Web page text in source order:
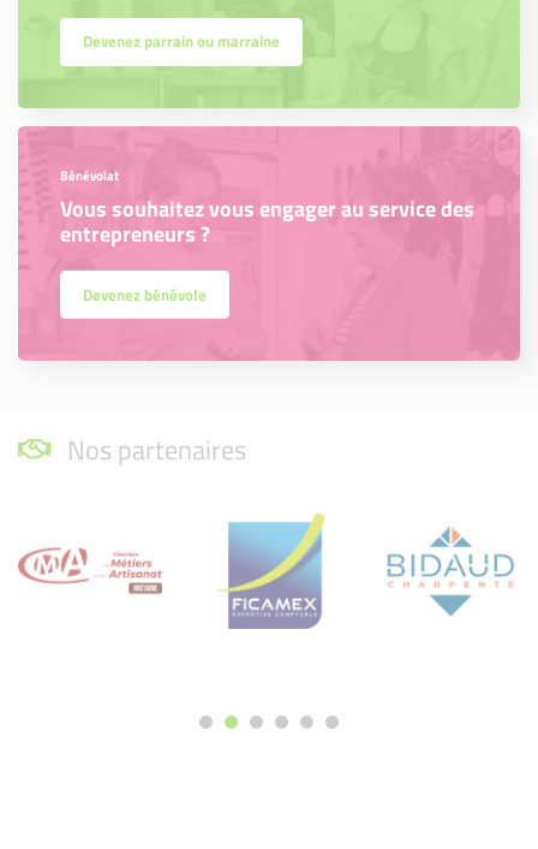
Devenez parrain ou marraine
Bénévolat
Vous souhaitez vous engager au service des
entrepreneurs ?
Devenez bénévole
Nos partenaires